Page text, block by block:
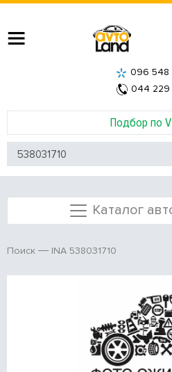
Подбор по
096 548
044 229
Каталог
Поиск INA 538031710